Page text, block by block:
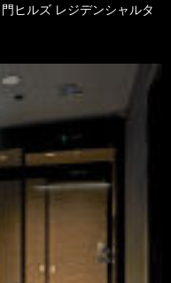
ルズ レジデンシャルタ